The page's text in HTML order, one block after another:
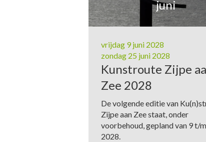
juni
vrijdag 9 juni 2028
zondag 25 juni 2028
Kunstroute Zijpe
Zee 2028
De volgende editie van
Zijpe aan Zee staat, onder
voorbehoud, gepland van 9 t/
2028.